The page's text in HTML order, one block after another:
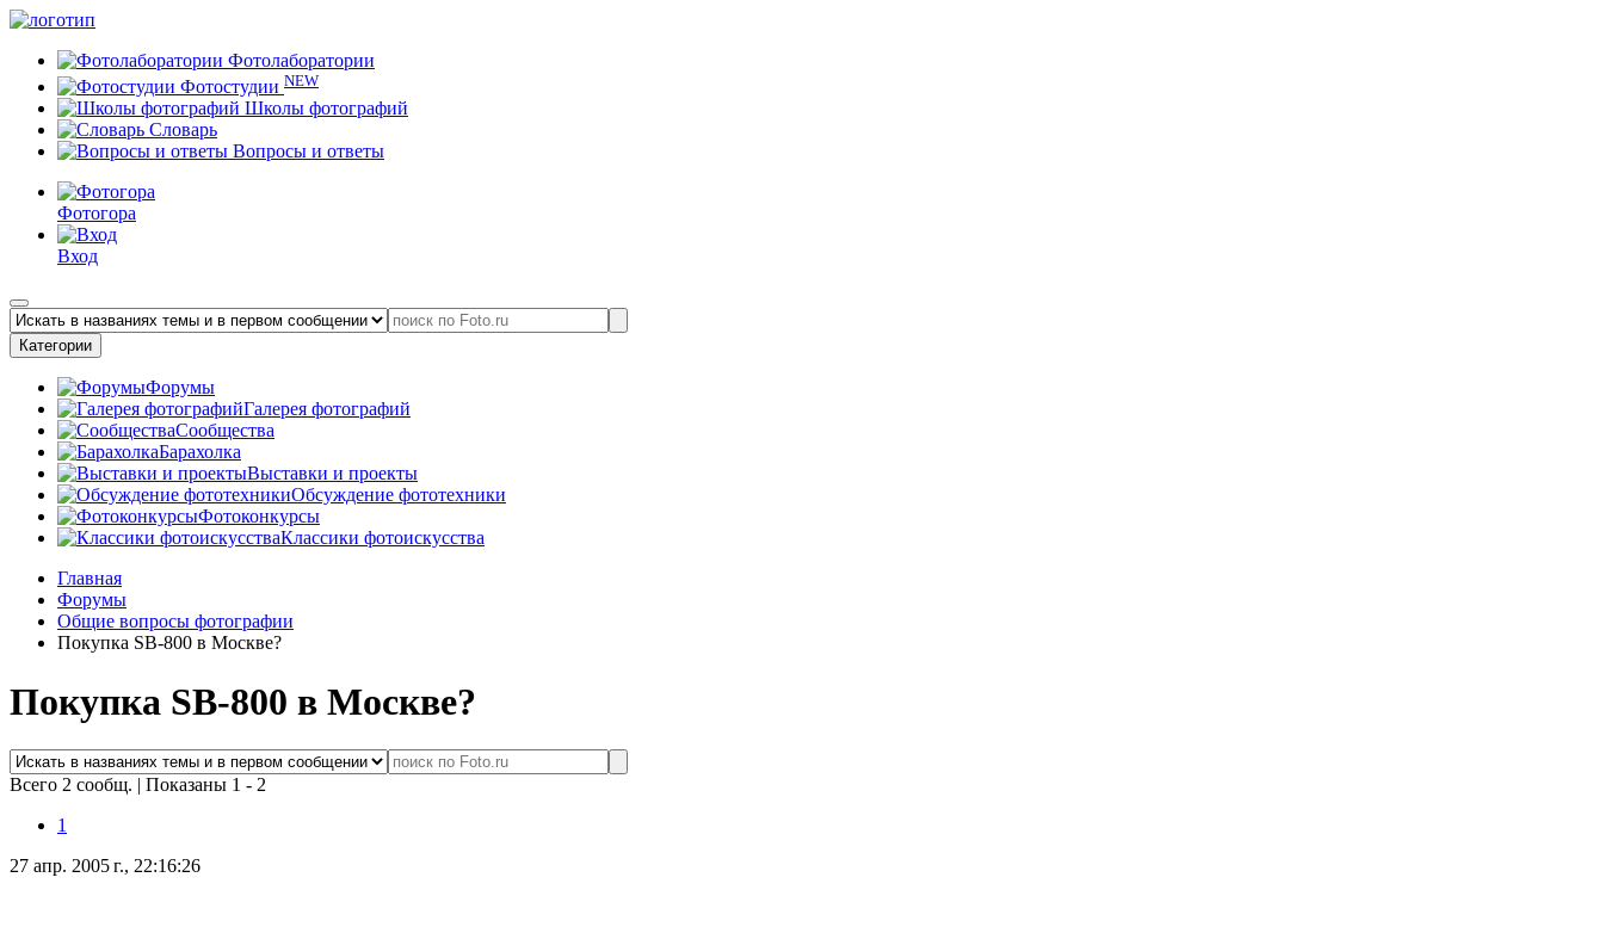
Фотолаборатории
Фотостудии NEW
Школы фотографий
Словарь
Вопросы и ответы
Фотогора
Вход
Категории
Форумы
Галерея фотографий
Сообщества
Барахолка
Выставки и проекты
Обсуждение фототехники
Фотоконкурсы
Классики фотоискусства
Главная
Форумы
Общие вопросы фотографии
Покупка SB-800 в Москве?
Покупка SB-800 в Москве?
Всего 2 сообщ. | Показаны 1 - 2
1
27 апр. 2005 г., 22:16:26